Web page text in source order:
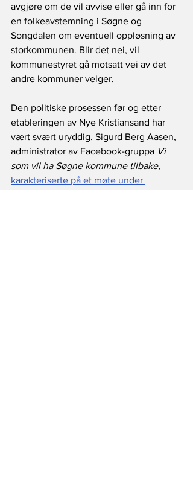
avgjøre om de vil avvise eller gå inn for
en folkeavstemning i Søgne og
Songdalen om eventuell oppløsning av
storkommunen. Blir det nei, vil
kommunestyret gå motsatt vei av det
andre kommuner velger.
Den politiske prosessen før og etter
etableringen av Nye Kristiansand har
vært svært uryddig. Sigurd Berg Aasen,
administrator av Facebook-gruppa Vi
som vil ha Søgne kommune tilbake,
karakteriserte på et møte under